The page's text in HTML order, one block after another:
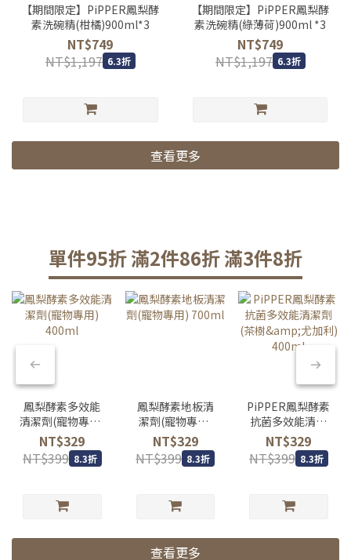
【期間限定】PiPPER鳳梨酵
素洗碗精(柑橘)900ml*3
NT$749
NT$1,197 6.3折
【期間限定】PiPPER鳳梨酵
素洗碗精(綠薄荷)900ml *3
NT$749
NT$1,197 6.3折
查看更多
單件95折 滿2件86折 滿3件8折
鳳梨酵素多效能
清潔劑(寵物專用)
400ml
NT$329
NT$399 8.3折
鳳梨酵素地板清
潔劑(寵物專用)
700ml
NT$329
NT$399 8.3折
PiPPER鳳梨酵素
抗菌多效能清潔
劑(茶樹&尤加利)
400ml
NT$329
NT$399 8.3折
查看更多